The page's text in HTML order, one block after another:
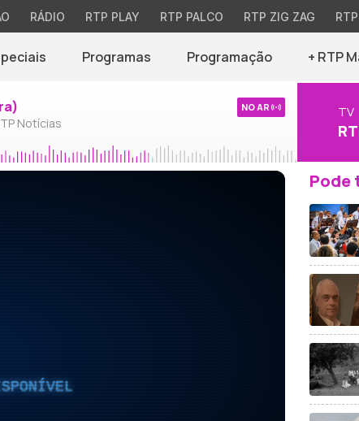
RÁDIO RTP PLAY RTP PALCO RTP ZIG ZAG
Programas Programação + RTP
Notícias
NO AR TV
Pode